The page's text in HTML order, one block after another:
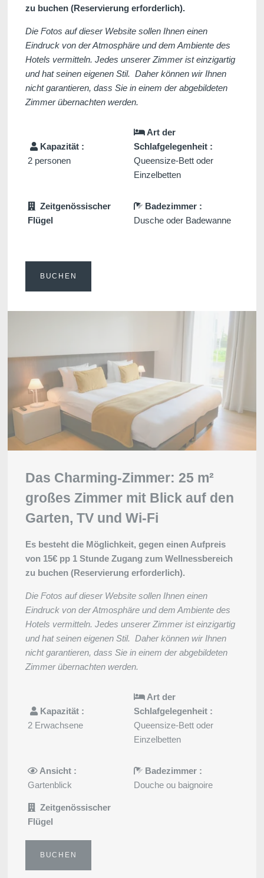
zu buchen (Reservierung erforderlich).
Die Fotos auf dieser Website sollen Ihnen einen
Eindruck von der Atmosphäre und dem Ambiente des
Hotels vermitteln. Jedes unserer Zimmer ist einzigartig
und hat seinen eigenen Stil. Daher können wir Ihnen
nicht garantieren, dass Sie in einem der abgebildeten
Zimmer übernachten werden.
Kapazität :
2 personen
Art der
Schlafgelegenheit :
Queensize-Bett oder
Einzelbetten
Zeitgenössischer
Flügel
Badezimmer :
Dusche oder Badewanne
BUCHEN
Das Charming-Zimmer: 25 m²
großes Zimmer mit Blick auf den
Garten, TV und Wi-Fi
Es besteht die Möglichkeit, gegen einen Aufpreis
von 15€ pp 1 Stunde Zugang zum Wellnessbereich
zu buchen (Reservierung erforderlich).
Die Fotos auf dieser Website sollen Ihnen einen
Eindruck von der Atmosphäre und dem Ambiente des
Hotels vermitteln. Jedes unserer Zimmer ist einzigartig
und hat seinen eigenen Stil. Daher können wir Ihnen
nicht garantieren, dass Sie in einem der abgebildeten
Zimmer übernachten werden.
Kapazität :
2 Erwachsene
Art der
Schlafgelegenheit :
Queensize-Bett oder
Einzelbetten
Ansicht :
Gartenblick
Badezimmer :
Douche ou baignoire
Zeitgenössischer
Flügel
BUCHEN